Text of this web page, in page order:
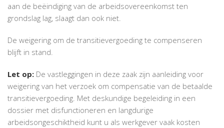
aan de beëindiging van de arbeidsovereenkomst ten
grondslag lag, slaagt dan ook niet.
De weigering om de transitievergoeding te compenseren
blijft in stand.
Let op: De vastleggingen in deze zaak zijn aanleiding voor
weigering van het verzoek om compensatie van de betaalde
transitievergoeding. Met deskundige begeleiding in een
dossier met disfunctioneren en langdurige
arbeidsongeschiktheid kunt u als werkgever vaak kosten